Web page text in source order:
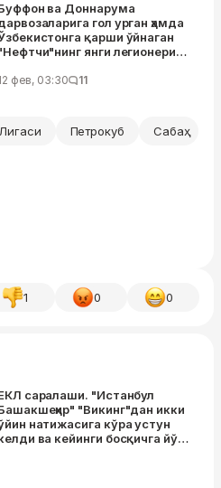
ва Доннарума
гол урган ҳамда
қарши ўйнаган
янги легионери
фев, 03:30 11
Петрокуб
Сабаҳ
1 0 0
саралаши. "Истанбул
"Викинг"дан икки
натижасига кўра устун
ва кейинги босқичга йўл